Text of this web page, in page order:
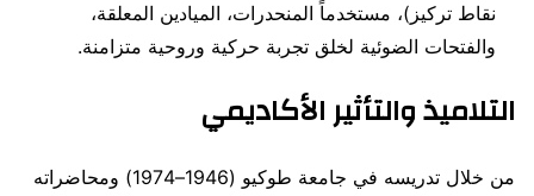
نقاط تركيز)، مستخدماً المنحدرات، الميادين المعلقة،
والفتحات الضوئية لخلق تجربة حركية وروحية متزامنة.
التلاميذ والتأثير الأكاديمي
من خلال تدريسه في جامعة طوكيو (1946–1974) ومحاضراته